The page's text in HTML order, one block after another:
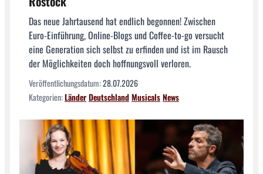
Das neue Jahrtausend hat endlich begonnen! Zwischen
Euro-Einführung, Online-Blogs und Coffee-to-go versucht
eine Generation sich selbst zu erfinden und ist im Rausch
der Möglichkeiten doch hoffnungsvoll verloren.
Veröffentlichungsdatum:28.07.2026
Kategorien:LänderDeutschlandMusicalsNews